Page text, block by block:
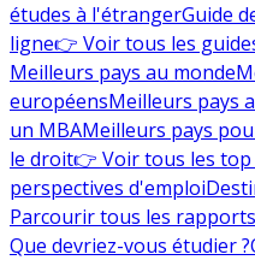
études à l'étrangerGuide
ligne👉 Voir tous les
Meilleurs pays au monde
européensMeilleurs pays
un MBAMeilleurs pays
le droit👉 Voir tous les top
perspectives d'emploi
Parcourir tous les rapports
Que devriez-vous étudier ?